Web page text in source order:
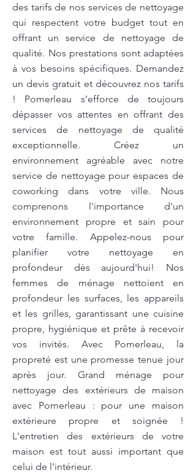
des tarifs de nos services de nettoyage
qui respectent votre budget tout en
offrant un service de nettoyage de
qualité. Nos prestations sont adaptées
à vos besoins spécifiques. Demandez
un devis gratuit et découvrez nos tarifs
! Pomerleau s’efforce de toujours
dépasser vos attentes en offrant des
services de nettoyage de qualité
exceptionnelle. Créez un
environnement agréable avec notre
service de nettoyage pour espaces de
coworking dans votre ville. Nous
comprenons l'importance d'un
environnement propre et sain pour
votre famille. Appelez-nous pour
planifier votre nettoyage en
profondeur dès aujourd'hui! Nos
femmes de ménage nettoient en
profondeur les surfaces, les appareils
et les grilles, garantissant une cuisine
propre, hygiénique et prête à recevoir
vos invités. Avec Pomerleau, la
propreté est une promesse tenue jour
après jour. Grand ménage pour
nettoyage des extérieurs de maison
avec Pomerleau : pour une maison
extérieure propre et soignée !
L'entretien des extérieurs de votre
maison est tout aussi important que
celui de l'intérieur.